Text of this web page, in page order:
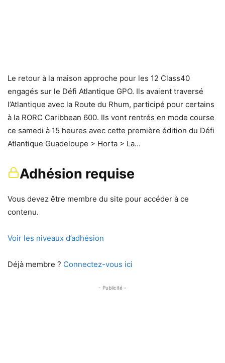
Le retour à la maison approche pour les 12 Class40
engagés sur le Défi Atlantique GPO. Ils avaient traversé
l’Atlantique avec la Route du Rhum, participé pour certains
à la RORC Caribbean 600. Ils vont rentrés en mode course
ce samedi à 15 heures avec cette première édition du Défi
Atlantique Guadeloupe > Horta > La…
Adhésion requise
Vous devez être membre du site pour accéder à ce
contenu.
Voir les niveaux d’adhésion
Déjà membre ? Connectez-vous ici
- Publicité -